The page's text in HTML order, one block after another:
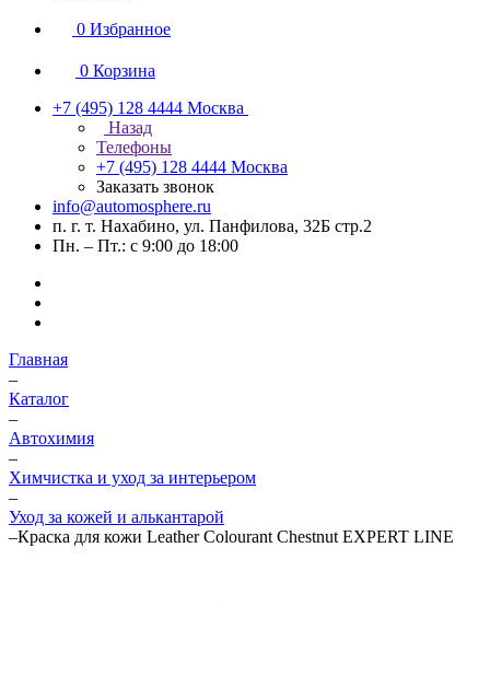
0 Избранное
0 Корзина
+7 (495) 128 4444 Москва
Назад
Телефоны
+7 (495) 128 4444 Москва
Заказать звонок
info@automosphere.ru
п. г. т. Нахабино, ул. Панфилова, 32Б стр.2
Пн. – Пт.: с 9:00 до 18:00
Главная
–
Каталог
–
Автохимия
–
Химчистка и уход за интерьером
–
Уход за кожей и алькантарой
–Краска для кожи Leather Colourant Chestnut EXPERT LINE